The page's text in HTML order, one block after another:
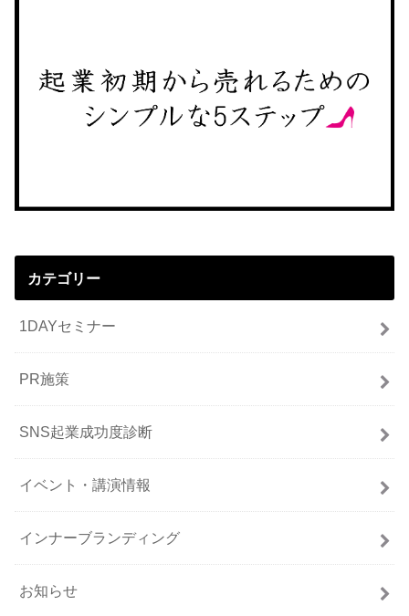
カテゴリー
1DAYセミナー
PR施策
SNS起業成功度診断
イベント・講演情報
インナーブランディング
お知らせ